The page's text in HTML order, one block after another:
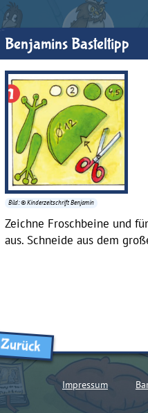
Benjamins Basteltipp
Bild: © Kinderzeitschrift Benjamin
Zeichne Froschbeine und
aus. Schneide aus dem
Zurück
Impressum